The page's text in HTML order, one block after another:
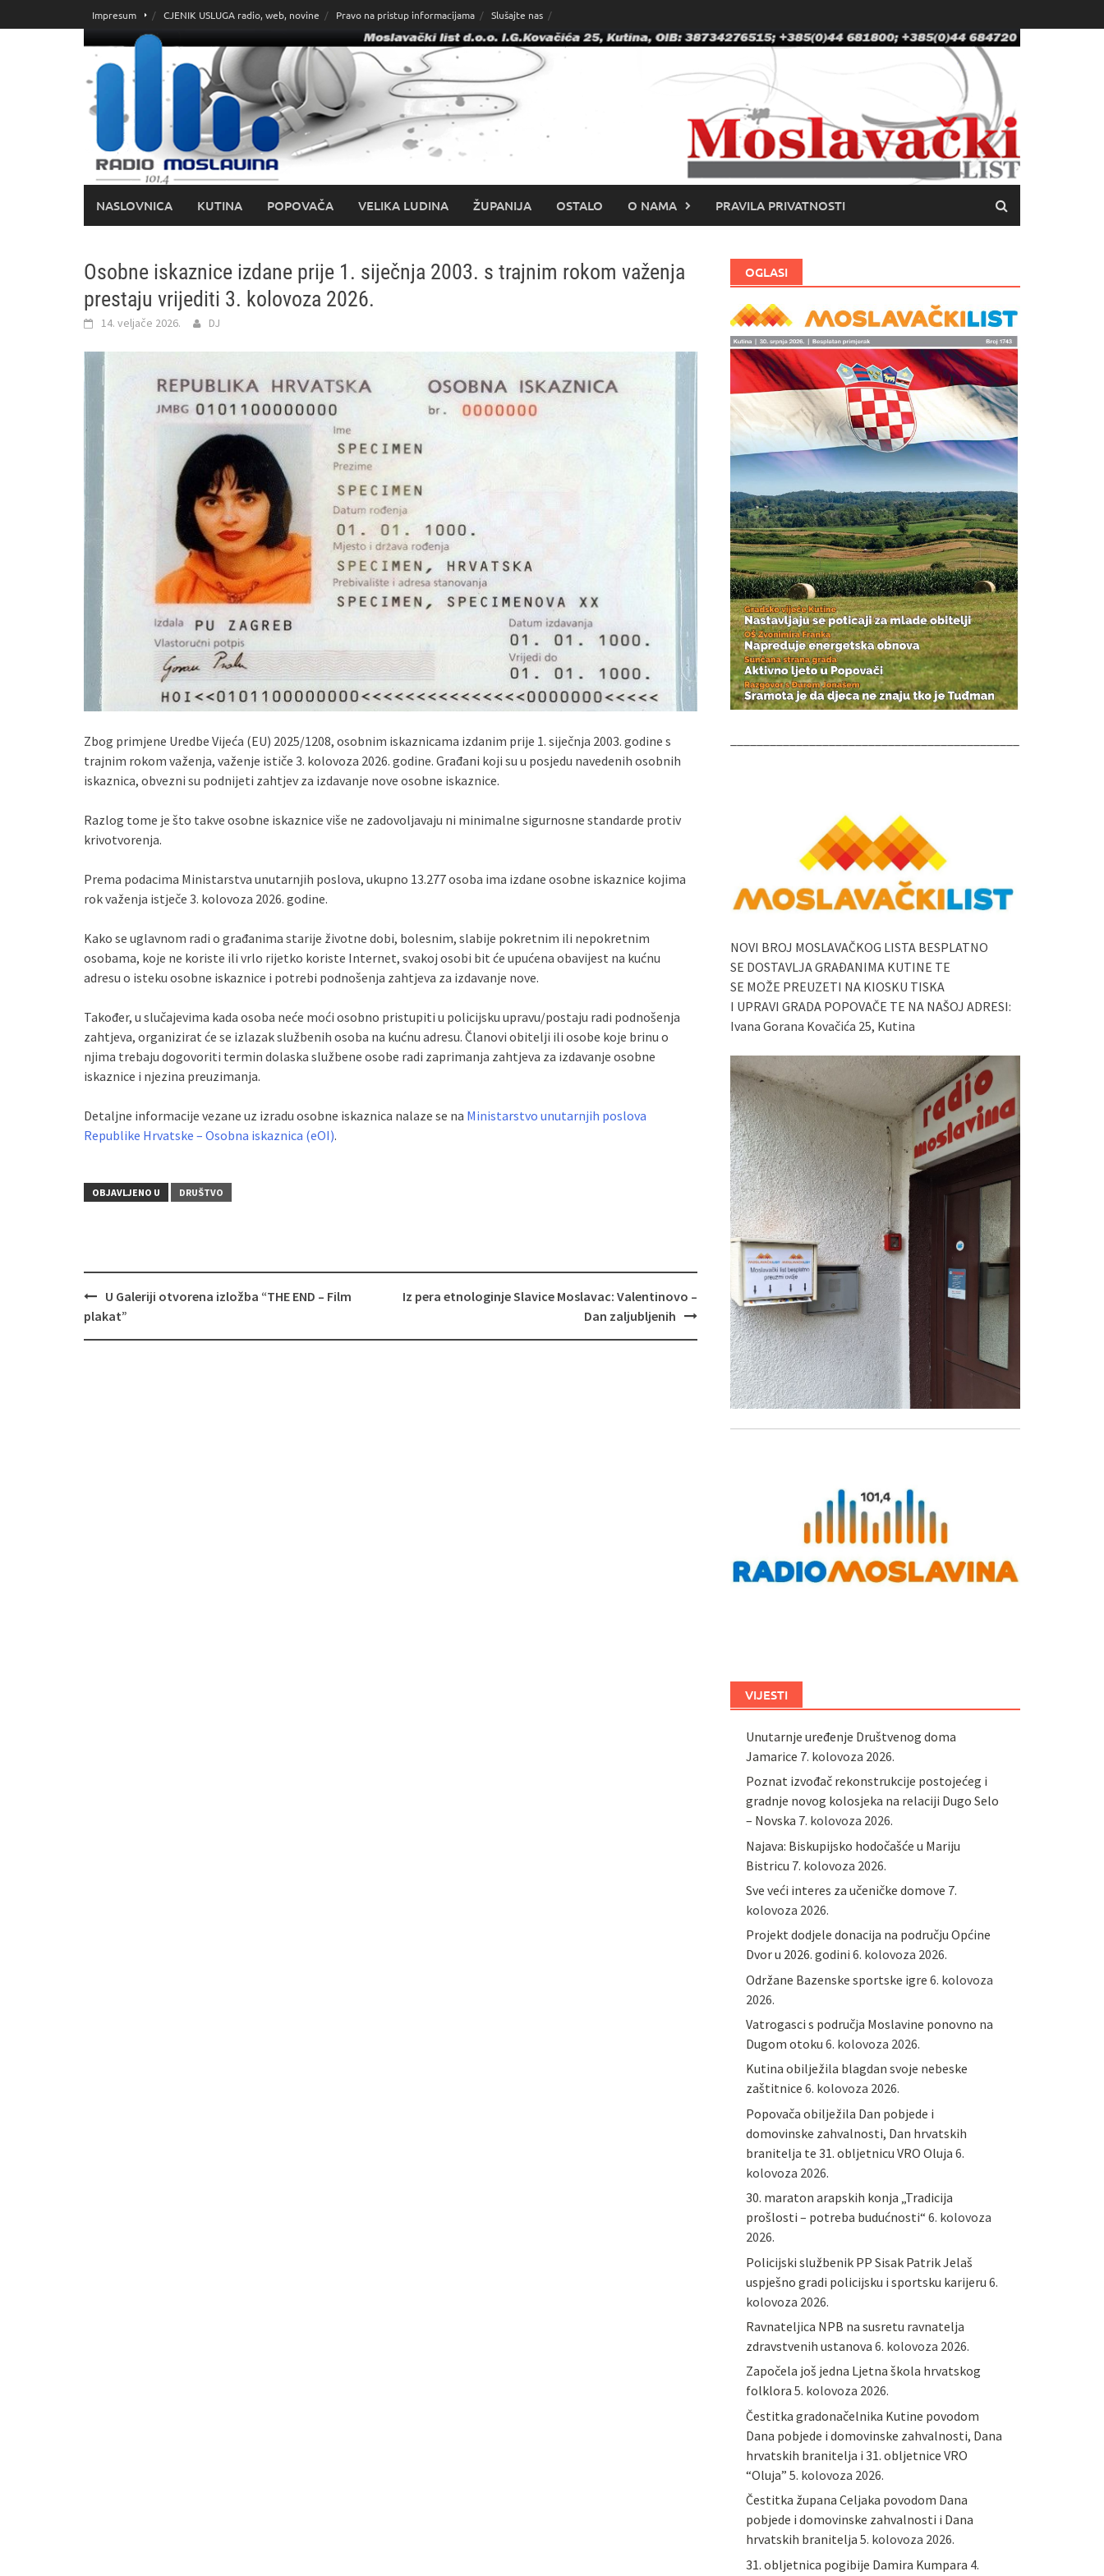
do
Impresum CJENIK USLUGA radio, web, novine Pravo na pristup informacijama Slušajte nas
NASLOVNICA KUTINA POPOVAČA VELIKA LUDINA ŽUPANIJA OSTALO O NAMA PRAVILA PRIVATNOSTI
Osobne iskaznice izdane prije 1. siječnja 2003. s trajnim rokom važenja
prestaju vrijediti 3. kolovoza 2026.
14. veljače 2026. DJ
Zbog primjene Uredbe Vijeća (EU) 2025/1208, osobnim iskaznicama izdanim prije 1. siječnja 2003. godine s
trajnim rokom važenja, važenje ističe 3. kolovoza 2026. godine. Građani koji su u posjedu navedenih osobnih
iskaznica, obvezni su podnijeti zahtjev za izdavanje nove osobne iskaznice.
Razlog tome je što takve osobne iskaznice više ne zadovoljavaju ni minimalne sigurnosne standarde protiv
krivotvorenja.
Prema podacima Ministarstva unutarnjih poslova, ukupno 13.277 osoba ima izdane osobne iskaznice kojima
rok važenja istječe 3. kolovoza 2026. godine.
Kako se uglavnom radi o građanima starije životne dobi, bolesnim, slabije pokretnim ili nepokretnim
osobama, koje ne koriste ili vrlo rijetko koriste Internet, svakoj osobi bit će upućena obavijest na kućnu
adresu o isteku osobne iskaznice i potrebi podnošenja zahtjeva za izdavanje nove.
Također, u slučajevima kada osoba neće moći osobno pristupiti u policijsku upravu/postaju radi podnošenja
zahtjeva, organizirat će se izlazak službenih osoba na kućnu adresu. Članovi obitelji ili osobe koje brinu o
njima trebaju dogovoriti termin dolaska službene osobe radi zaprimanja zahtjeva za izdavanje osobne
iskaznice i njezina preuzimanja.
Detaljne informacije vezane uz izradu osobne iskaznica nalaze se na Ministarstvo unutarnjih poslova
Republike Hrvatske – Osobna iskaznica (eOI).
OBJAVLJENO U DRUŠTVO
Navigacija
objava
U Galeriji otvorena izložba “THE END – Film
plakat”
Iz pera etnologinje Slavice Moslavac: Valentinovo –
Dan zaljubljenih
OGLASI
NOVI BROJ MOSLAVAČKOG LISTA BESPLATNO
SE DOSTAVLJA GRAĐANIMA KUTINE TE
SE MOŽE PREUZETI NA KIOSKU TISKA
I UPRAVI GRADA POPOVAČE TE NA NAŠOJ ADRESI:
Ivana Gorana Kovačića 25, Kutina
VIJESTI
Unutarnje uređenje Društvenog doma
Jamarice 7. kolovoza 2026.
Poznat izvođač rekonstrukcije postojećeg i
gradnje novog kolosjeka na relaciji Dugo Selo
– Novska 7. kolovoza 2026.
Najava: Biskupijsko hodočašće u Mariju
Bistricu 7. kolovoza 2026.
Sve veći interes za učeničke domove 7.
kolovoza 2026.
Projekt dodjele donacija na području Općine
Dvor u 2026. godini 6. kolovoza 2026.
Održane Bazenske sportske igre 6. kolovoza
2026.
Vatrogasci s područja Moslavine ponovno na
Dugom otoku 6. kolovoza 2026.
Kutina obilježila blagdan svoje nebeske
zaštitnice 6. kolovoza 2026.
Popovača obilježila Dan pobjede i
domovinske zahvalnosti, Dan hrvatskih
branitelja te 31. obljetnicu VRO Oluja 6.
kolovoza 2026.
30. maraton arapskih konja „Tradicija
prošlosti – potreba budućnosti“ 6. kolovoza
2026.
Policijski službenik PP Sisak Patrik Jelaš
uspješno gradi policijsku i sportsku karijeru 6.
kolovoza 2026.
Ravnateljica NPB na susretu ravnatelja
zdravstvenih ustanova 6. kolovoza 2026.
Započela još jedna Ljetna škola hrvatskog
folklora 5. kolovoza 2026.
Čestitka gradonačelnika Kutine povodom
Dana pobjede i domovinske zahvalnosti, Dana
hrvatskih branitelja i 31. obljetnice VRO
“Oluja” 5. kolovoza 2026.
Čestitka župana Celjaka povodom Dana
pobjede i domovinske zahvalnosti i Dana
hrvatskih branitelja 5. kolovoza 2026.
31. obljetnica pogibije Damira Kumpara 4.